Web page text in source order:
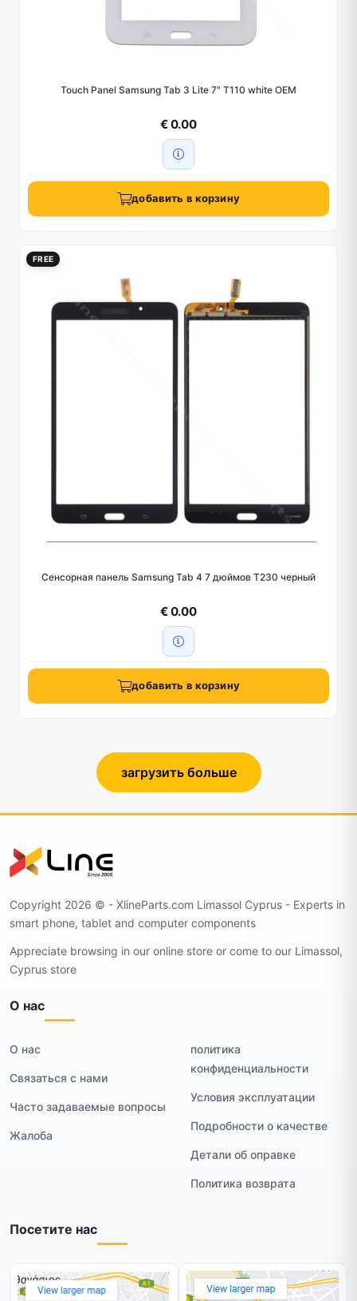
Touch Panel Samsung Tab 3 Lite 7" T110 white OEM
€ 0.00
добавить в корзину
FREE
Сенсорная панель Samsung Tab 4 7 дюймов T230 черный
€ 0.00
добавить в корзину
загрузить больше
Copyright 2026 ©️ - XlineParts.com Limassol Cyprus - Experts in
smart phone, tablet and computer components
Appreciate browsing in our online store or come to our Limassol,
Cyprus store
О нас
О нас
Связаться с нами
Часто задаваемые вопросы
Жалоба
политика
конфиденциальности
Условия эксплуатации
Подробности о качестве
Детали об оправке
Политика возврата
Посетите нас